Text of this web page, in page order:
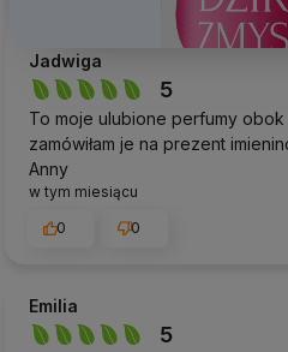
Jadwiga
5
To moje ulubione perfumy obok
zamówiłam je na prezent
Anny
w tym miesiącu
0
0
Emilia
5